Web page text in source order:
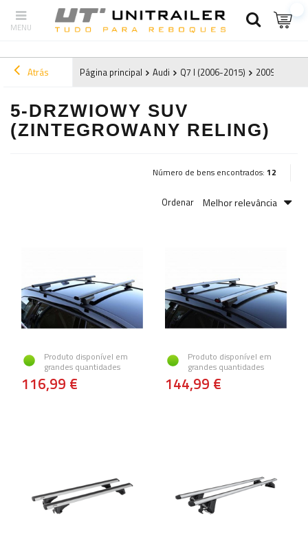
Atrás Página principal Audi Q7 I (2006-2015) 2009
5-DRZWIOWY SUV
(ZINTEGROWANY RELING)
Número de bens encontrados: 12
Ordenar Melhor relevância
Produto disponível em
grandes quantidades
116,99 €
Produto disponível em
grandes quantidades
144,99 €